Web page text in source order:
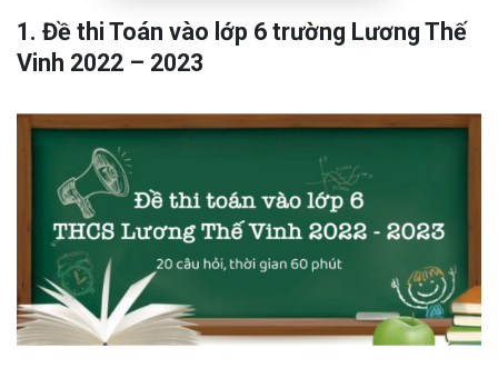
1. Đề thi Toán vào lớp 6 trường Lương Thế
Vinh 2022 – 2023